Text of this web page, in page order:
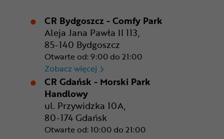
CR Bydgoszcz - Comfy Park
Aleja Jana Pawła II 113,
85-140 Bydgoszcz
Otwarte od: 9:00 do 21:00
Zobacz więcej CR Bydgoszcz - Comfy Park
CR Gdańsk - Morski Park
Handlowy
ul. Przywidzka 10A,
80-174 Gdańsk
Otwarte od: 10:00 do 21:00